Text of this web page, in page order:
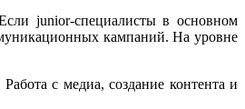
junior-специалисты в основном
кампаний. На уровне
с медиа, создание контента и